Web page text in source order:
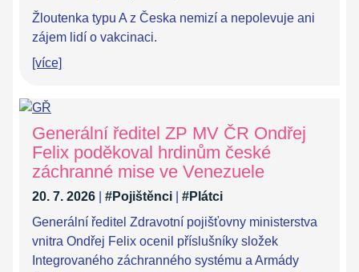
Žloutenka typu A z Česka nemizí a nepolevuje ani
zájem lidí o vakcinaci.
[více]
Generální ředitel ZP MV ČR Ondřej
Felix poděkoval hrdinům české
záchranné mise ve Venezuele
20. 7. 2026 #Pojištěnci
#Plátci
Generální ředitel Zdravotní pojišťovny ministerstva
vnitra Ondřej Felix ocenil příslušníky složek
Integrovaného záchranného systému a Armády